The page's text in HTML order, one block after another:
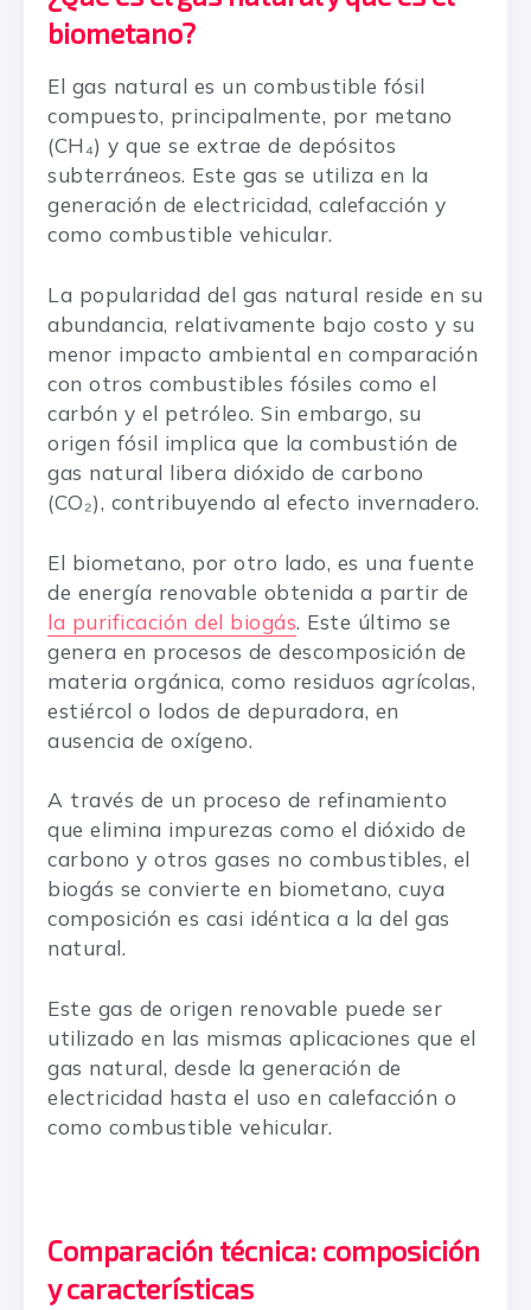
biometano?
El gas natural es un combustible fósil
compuesto, principalmente, por metano
(CH₄) y que se extrae de depósitos
subterráneos. Este gas se utiliza en la
generación de electricidad, calefacción y
como combustible vehicular.
La popularidad del gas natural reside en su
abundancia, relativamente bajo costo y su
menor impacto ambiental en comparación
con otros combustibles fósiles como el
carbón y el petróleo. Sin embargo, su
origen fósil implica que la combustión de
gas natural libera dióxido de carbono
(CO₂), contribuyendo al efecto invernadero.
El biometano, por otro lado, es una fuente
de energía renovable obtenida a partir de
la purificación del biogás. Este último se
genera en procesos de descomposición de
materia orgánica, como residuos agrícolas,
estiércol o lodos de depuradora, en
ausencia de oxígeno.
A través de un proceso de refinamiento
que elimina impurezas como el dióxido de
carbono y otros gases no combustibles, el
biogás se convierte en biometano, cuya
composición es casi idéntica a la del gas
natural.
Este gas de origen renovable puede ser
utilizado en las mismas aplicaciones que el
gas natural, desde la generación de
electricidad hasta el uso en calefacción o
como combustible vehicular.
Comparación técnica: composición
y características